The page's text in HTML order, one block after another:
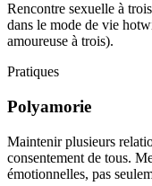
Rencontre sexuelle à
dans le mode de vie
amoureuse à trois).
Pratiques
Polyamorie
Maintenir plusieurs
consentement de tous.
émotionnelles, pas